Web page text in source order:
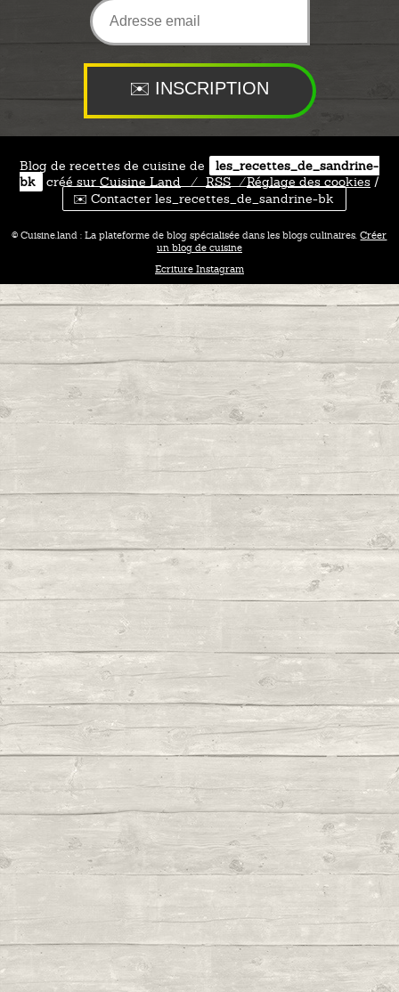
Blog de recettes de cuisine de
les_recettes_de_sandrine-
bk
créé sur Cuisine Land ⁄ RSS ⁄Réglage des cookies /
✉️ Contacter les_recettes_de_sandrine-bk
© Cuisine.land : La plateforme de blog spécialisée dans les blogs culinaires.Créer
un blog de cuisine
Ecriture Instagram